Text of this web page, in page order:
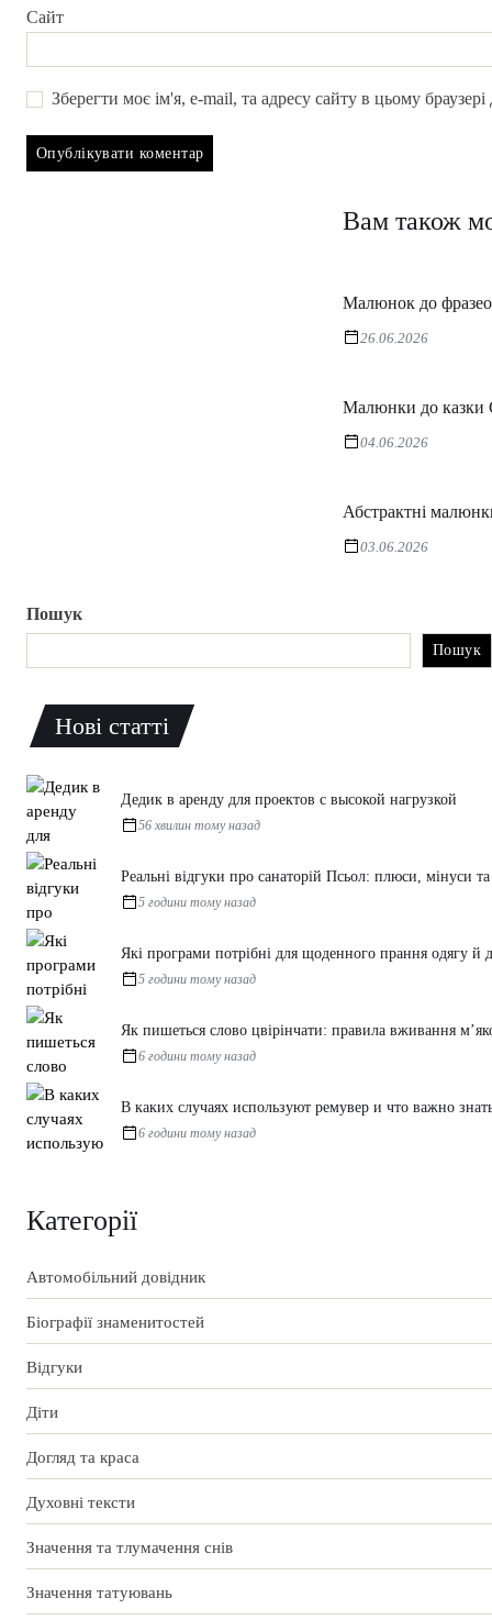
Сайт
Зберегти моє ім'я, e-mail, та адресу сайту в цьому
Вам також
Малюнок до
26.06.2026
Малюнки до казки
04.06.2026
Абстрактні
03.06.2026
Пошук
Пошук
Нові статті
Дедик в аренду для проектов с высокой нагрузкой
56 хвилин тому назад
Реальні відгуки про санаторій Псьол: плюси, мінуси
5 години тому назад
Які програми потрібні для щоденного прання одягу й
5 години тому назад
Як пишеться слово цвірінчати: правила вживання
6 години тому назад
В каких случаях используют ремувер и что важно
6 години тому назад
Категорії
Автомобільний довідник
Біографії знаменитостей
Відгуки
Діти
Догляд та краса
Духовні тексти
Значення та тлумачення снів
Значення татуювань